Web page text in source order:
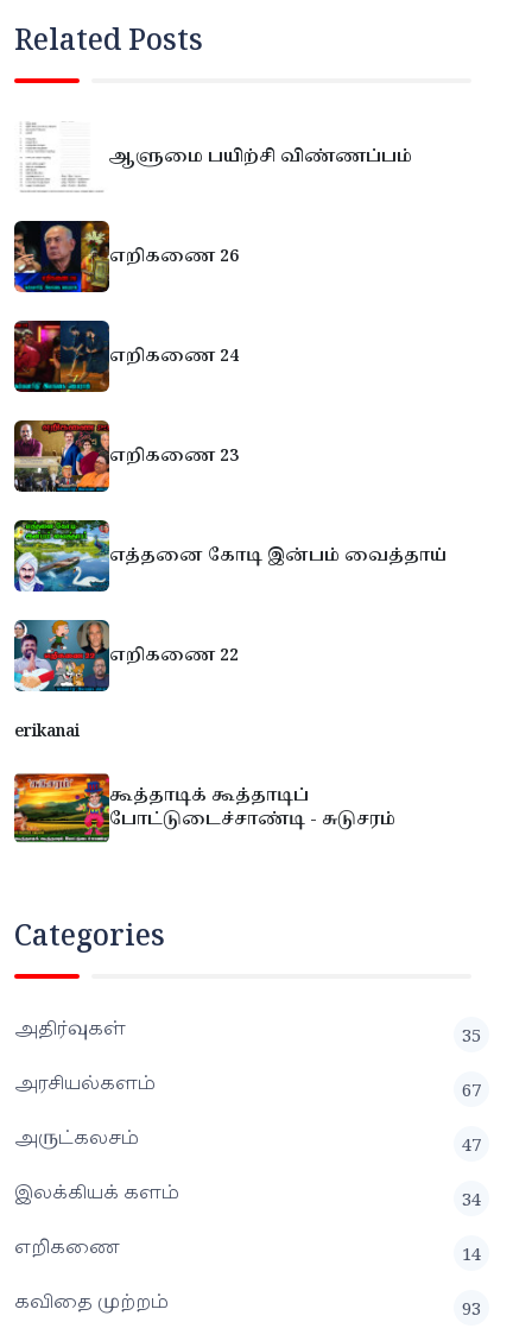
Related Posts
ஆளுமை பயிற்சி விண்ணப்பம்
எறிகணை 26
எறிகணை 24
எறிகணை 23
எத்தனை கோடி இன்பம் வைத்தாய்
எறிகணை 22
erikanai
கூத்தாடிக் கூத்தாடிப்
போட்டுடைச்சாண்டி - சுடுசரம்
Categories
அதிர்வுகள்
35
அரசியல்களம்
67
அருட்கலசம்
47
இலக்கியக் களம்
34
எறிகணை
14
கவிதை முற்றம்
93